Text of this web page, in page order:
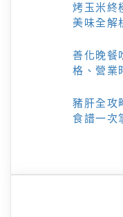
烤玉米終
美味全解
善化晚餐
格、營業
豬肝全攻
食譜一次